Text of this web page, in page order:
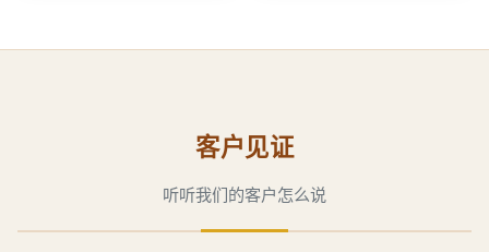
客户见证
听听我们的客户怎么说